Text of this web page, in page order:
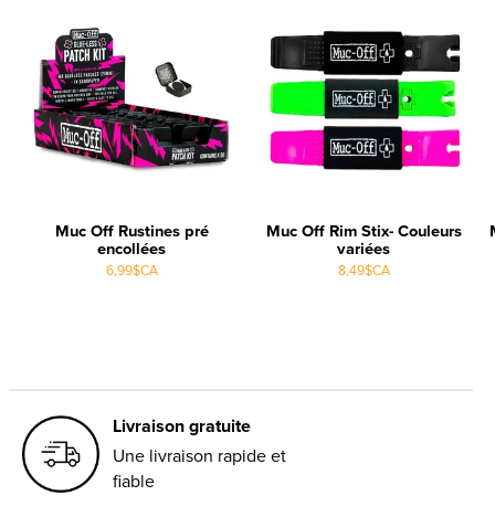
Muc Off Rustines pré
encollées
6,99$CA
Muc Off Rim Stix- Couleurs
variées
8,49$CA
Livraison gratuite
Une livraison rapide et
fiable